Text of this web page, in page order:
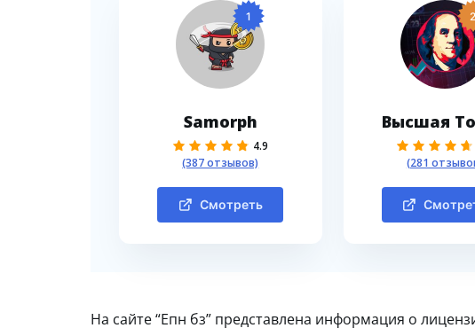
1
Samorph
4.9
(387 отзывов)
Смотреть
2
Высшая
(281
На сайте “Епн бз” представлена информация о